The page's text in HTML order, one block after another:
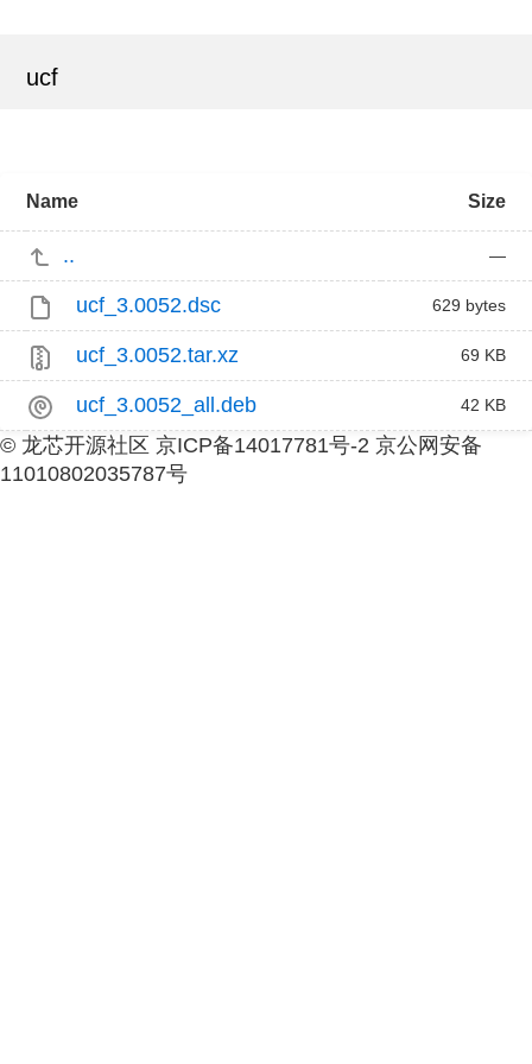
ucf
Name Size
.. —
ucf_3.0052.dsc 629 bytes
ucf_3.0052.tar.xz 69 KB
ucf_3.0052_all.deb 42 KB
© 龙芯开源社区 京ICP备14017781号-2 京公网安备
11010802035787号